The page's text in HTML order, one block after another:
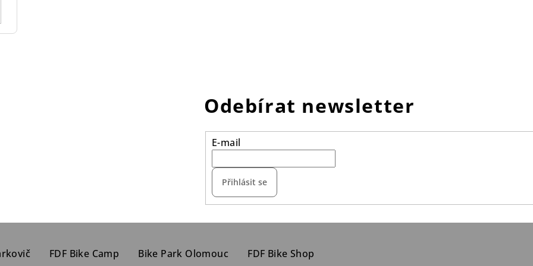
Odebírat newsletter
E-mail
Přihlásit se
FDF Bike Camp Bike Park Olomouc FDF Bike Shop